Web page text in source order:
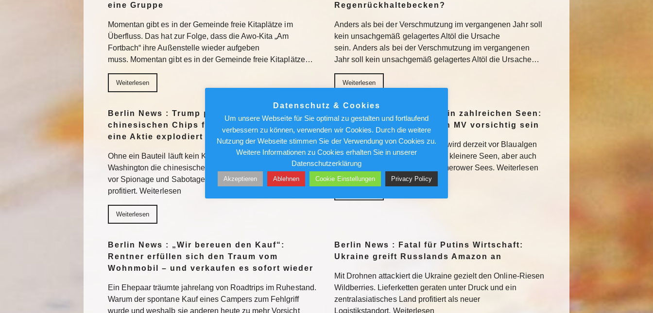
eine Gruppe
Momentan gibt es in der Gemeinde freie Kitaplätze im
Überfluss. Das hat zur Folge, dass die Awo-Kita „Am
Fortbach“ ihre Außenstelle wieder aufgeben
muss. Momentan gibt es in der Gemeinde freie Kitaplätze…
Weiterlesen
Regenrückhaltebecken?
Anders als bei der Verschmutzung im vergangenen Jahr soll
kein unsachgemäß gelagertes Altöl die Ursache
sein. Anders als bei der Verschmutzung im vergangenen
Jahr soll kein unsachgemäß gelagertes Altöl die Ursache…
Weiterlesen
Berlin News : Trump plant Verbot von
chinesischen Chips für KI-Rechenzentren –
eine Aktie explodiert
Ohne ein Bauteil läuft kein KI-Rechenzentrum. Nun will
Washington die chinesische Technik verbannen, aus Sorge
vor Spionage und Sabotage. Ein US-Konzern
profitiert. Weiterlesen
Weiterlesen
Berlin News : Blaualgen in zahlreichen Seen:
Hier sollten Badegäste in MV vorsichtig sein
An mehreren Badestellen in MV wird derzeit vor Blaualgen
gewarnt. Betroffen sind vor allem kleinere Seen, aber auch
mehrere Uferbereiche des Kummerower Sees. Weiterlesen
Berlin News : „Wir bereuen den Kauf“:
Rentner erfüllen sich den Traum vom
Wohnmobil – und verkaufen es sofort wieder
Ein Ehepaar träumte jahrelang von Roadtrips im Ruhestand.
Warum der spontane Kauf eines Campers zum Fehlgriff
wurde und weshalb sie anderen heute zu mehr Vorsicht
Berlin News : Fatal für Putins Wirtschaft:
Ukraine greift Russlands Amazon an
Mit Drohnen attackiert die Ukraine gezielt den Online-Riesen
Wildberries. Lieferketten geraten unter Druck und ein
zentralasiatisches Land profitiert als neuer
Logistikstandort. Weiterlesen
Datenschutz & Cookies
Um unsere Webseite für Sie optimal zu gestalten und fortlaufend
verbessern zu können, verwenden wir Cookies. Durch die weitere
Nutzung der Webseite stimmen Sie der Verwendung von Cookies zu.
Weitere Informationen zu Cookies erhalten Sie in unserer
Datenschutzerklärung
Akzeptieren Ablehnen Cookie Einstellungen Privacy Policy